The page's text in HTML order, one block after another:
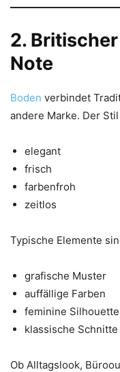
2.
Note
Boden verbindet
andere Marke. Der
elegant
frisch
farbenfroh
zeitlos
Typische Elemente
grafische Muster
auffällige Farben
feminine
klassische Schnitte
Ob Alltagslook,